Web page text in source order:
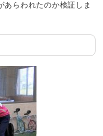
あらわれたのか検証しま